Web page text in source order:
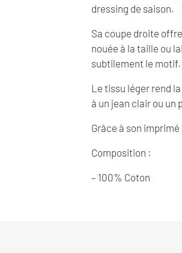
dressing de saison.
Sa coupe droite
nouée à la taille ou
subtilement le motif.
Le tissu léger rend
à un jean clair ou
Grâce à son
Composition :
– 100% Coton